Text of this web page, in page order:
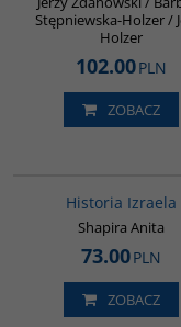
Stępniewska-Holzer /
Holzer
102.00PLN
ZOBACZ
Historia Izraela
Shapira Anita
73.00PLN
ZOBACZ